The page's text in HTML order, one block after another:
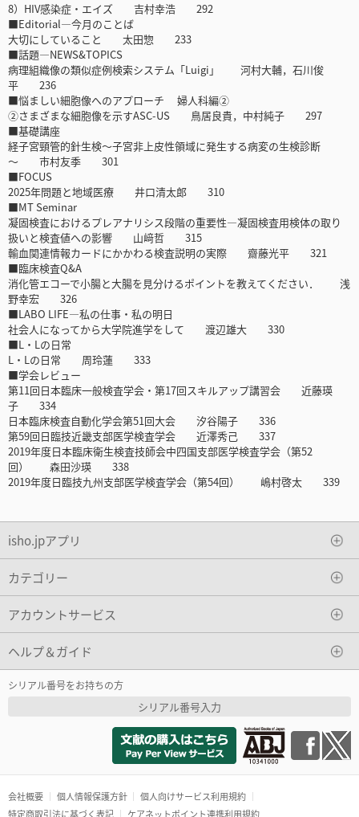
8）HIV感染症・エイズ 吉村幸浩 292
■Editorial―今月のことば
大切にしていること 太田惣 233
■話題―NEWS&TOPICS
病理組織像の類似症例検索システム「Luigi」 河村大輔，石川俊
平 236
■悩ましい細胞像へのアプローチ 婦人科編②
②さまざまな細胞像を示すASC-US 鳥居良貴，中村純子 297
■基礎講座
経子宮頸管的針生検～子宮非上皮性領域に発生する病変の生検診断
～ 市村友季 301
■FOCUS
2025年問題と地域医療 井口清太郎 310
■MT Seminar
凝固検査におけるプレアナリシス段階の重要性―凝固検査用検体の取り
扱いと検査値への影響 山﨑哲 315
輸血関連情報カードにかかわる検査説明の実際 齋藤光平 321
■臨床検査Q&A
消化管エコーで小腸と大腸を見分けるポイントを教えてください． 浅
野幸宏 326
■LABO LIFE―私の仕事・私の明日
社会人になってから大学院進学をして 渡辺雄大 330
■L・Lの日常
L・Lの日常 周玲蓮 333
■学会レビュー
第11回日本臨床一般検査学会・第17回スキルアップ講習会 近藤瑛
子 334
日本臨床検査自動化学会第51回大会 汐谷陽子 336
第59回日臨技近畿支部医学検査学会 近澤秀己 337
2019年度日本臨床衛生検査技師会中四国支部医学検査学会（第52
回） 森田沙瑛 338
2019年度日臨技九州支部医学検査学会（第54回） 嶋村啓太 339
isho.jpアプリ
カテゴリー
アカウントサービス
ヘルプ＆ガイド
シリアル番号をお持ちの方
シリアル番号入力
会社概要 個人情報保護方針
個人向けサービス利用規約
特定商取引法に基づく表記
ケアネットポイント連携利用規約